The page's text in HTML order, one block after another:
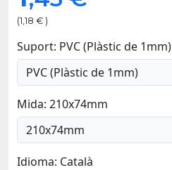
(1,18 € )
Suport: PVC (Plàstic de 1mm)
Mida: 210x74mm
Idioma: Català